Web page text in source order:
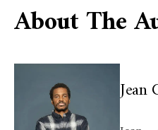
About The
Jean